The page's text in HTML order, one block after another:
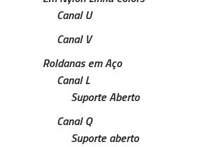
Canal U
Canal V
Roldanas em Aço
Canal L
Suporte Aberto
Canal Q
Suporte aberto